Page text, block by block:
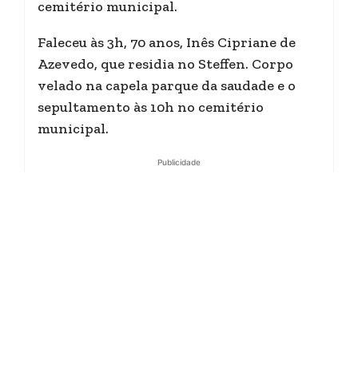
cemitério municipal.
Faleceu às 3h, 70 anos, Inês Cipriane de
Azevedo, que residia no Steffen. Corpo
velado na capela parque da saudade e o
sepultamento às 10h no cemitério
municipal.
Publicidade